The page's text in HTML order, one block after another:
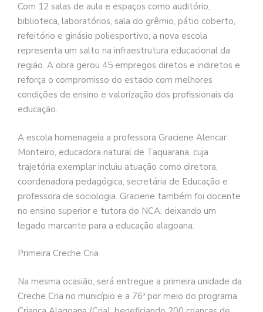
Com 12 salas de aula e espaços como auditório,
biblioteca, laboratórios, sala do grêmio, pátio coberto,
refeitório e ginásio poliesportivo, a nova escola
representa um salto na infraestrutura educacional da
região. A obra gerou 45 empregos diretos e indiretos e
reforça o compromisso do estado com melhores
condições de ensino e valorização dos profissionais da
educação.
A escola homenageia a professora Graciene Alencar
Monteiro, educadora natural de Taquarana, cuja
trajetória exemplar incluiu atuação como diretora,
coordenadora pedagógica, secretária de Educação e
professora de sociologia. Graciene também foi docente
no ensino superior e tutora do NCA, deixando um
legado marcante para a educação alagoana.
Primeira Creche Cria
Na mesma ocasião, será entregue a primeira unidade da
Creche Cria no município e a 76ª por meio do programa